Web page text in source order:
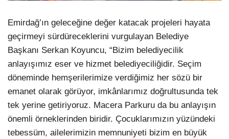
Emirdağ’ın geleceğine değer katacak projeleri hayata
geçirmeyi sürdüreceklerini vurgulayan Belediye
Başkanı Serkan Koyuncu, “Bizim belediyecilik
anlayışımız eser ve hizmet belediyeciliğidir. Seçim
döneminde hemşerilerimize verdiğimiz her sözü bir
emanet olarak görüyor, imkânlarımız doğrultusunda tek
tek yerine getiriyoruz. Macera Parkuru da bu anlayışın
önemli örneklerinden biridir. Çocuklarımızın yüzündeki
tebessüm, ailelerimizin memnuniyeti bizim en büyük